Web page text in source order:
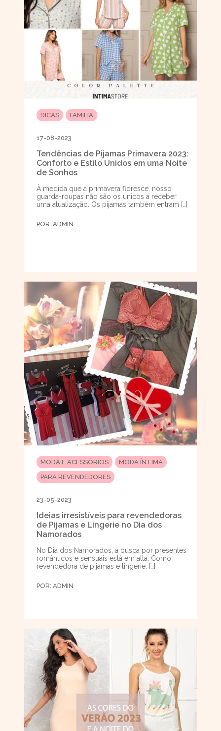
DICAS FAMILIA
17-08-2023
Tendências de Pijamas Primavera 2023:
Conforto e Estilo Unidos em uma Noite
de Sonhos
À medida que a primavera floresce, nosso
guarda-roupas não são os únicos a receber
uma atualização. Os pijamas também entram […]
POR: ADMIN
MODA E ACESSÓRIOS
MODA ÍNTIMA
PARA REVENDEDORES
23-05-2023
Ideias irresistíveis para revendedoras
de Pijamas e Lingerie no Dia dos
Namorados
No Dia dos Namorados, a busca por presentes
românticos e sensuais está em alta. Como
revendedora de pijamas e lingerie, […]
POR: ADMIN